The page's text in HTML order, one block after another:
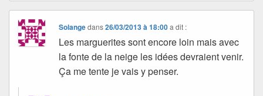
Solangedans26/03/2013 à 18:00 a dit :
Les marguerites sont encore loin mais avec
la fonte de la neige les idées devraient venir.
Ça me tente je vais y penser.